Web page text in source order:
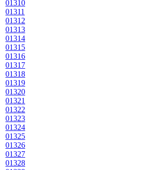
01310
01311
01312
01313
01314
01315
01316
01317
01318
01319
01320
01321
01322
01323
01324
01325
01326
01327
01328